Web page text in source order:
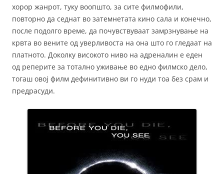
хорор жанрот, туку воопшто, за сите филмофили,
повторно да седнат во затемнетата кино сала и конечно,
после подолго време, да почувствуваат замрзнување на
крвта во вените од уверливоста на она што го гледаат на
платното. Доколку високото ниво на адреналин е еден
од реперите за тотално уживање во едно филмско дело,
тогаш овој филм дефинитивно ви го нуди тоа без срам и
предрасуди.